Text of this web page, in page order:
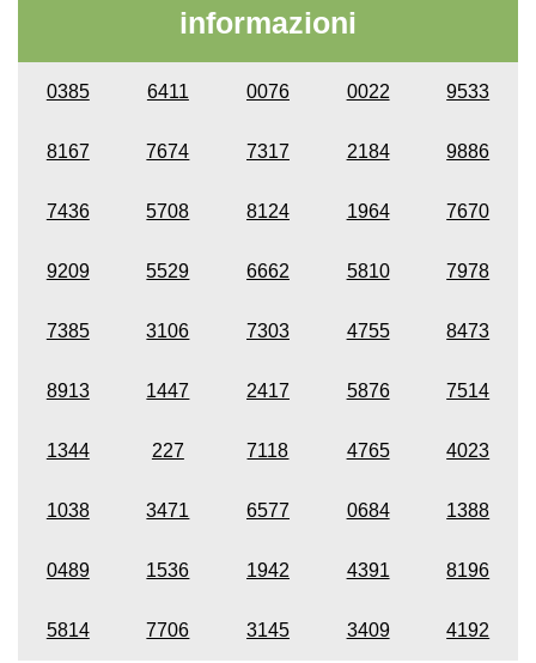
informazioni
0385 6411 0076 0022 9533
8167 7674 7317 2184 9886
7436 5708 8124 1964 7670
9209 5529 6662 5810 7978
7385 3106 7303 4755 8473
8913 1447 2417 5876 7514
1344 227 7118 4765 4023
1038 3471 6577 0684 1388
0489 1536 1942 4391 8196
5814 7706 3145 3409 4192